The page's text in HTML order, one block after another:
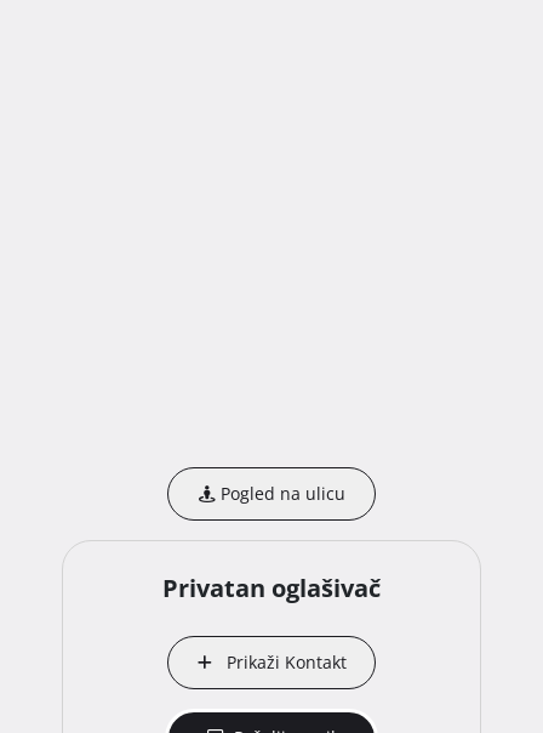
Pogled na ulicu
Privatan oglašivač
Prikaži Kontakt